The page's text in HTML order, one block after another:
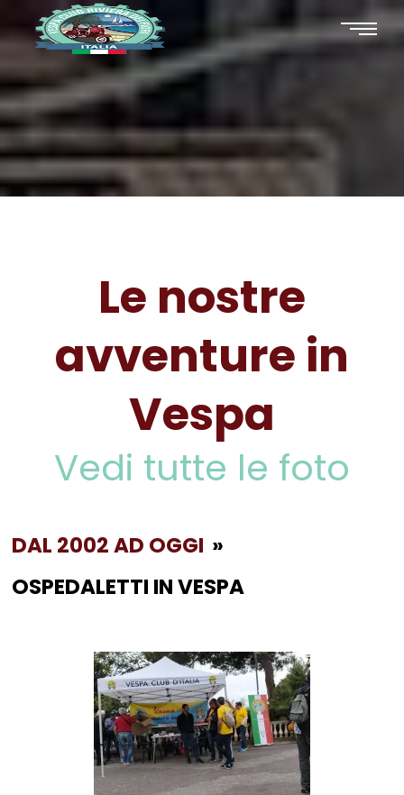
Le nostre
avventure in
Vespa
Vedi tutte le foto
DAL 2002 AD OGGI »
OSPEDALETTI IN VESPA